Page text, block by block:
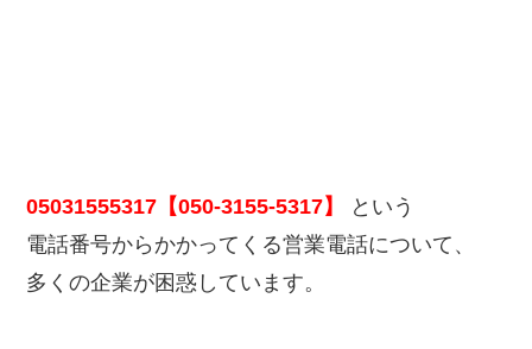
05031555317【050-3155-5317】
という
電話番号からかかってくる営業電話について、
多くの企業が困惑しています。